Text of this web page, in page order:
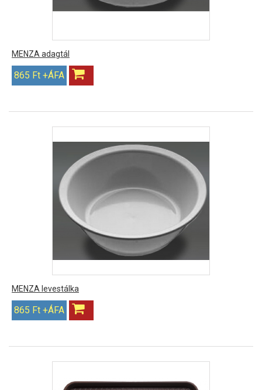
MENZA adagtál
865 Ft +ÁFA
MENZA levestálka
865 Ft +ÁFA